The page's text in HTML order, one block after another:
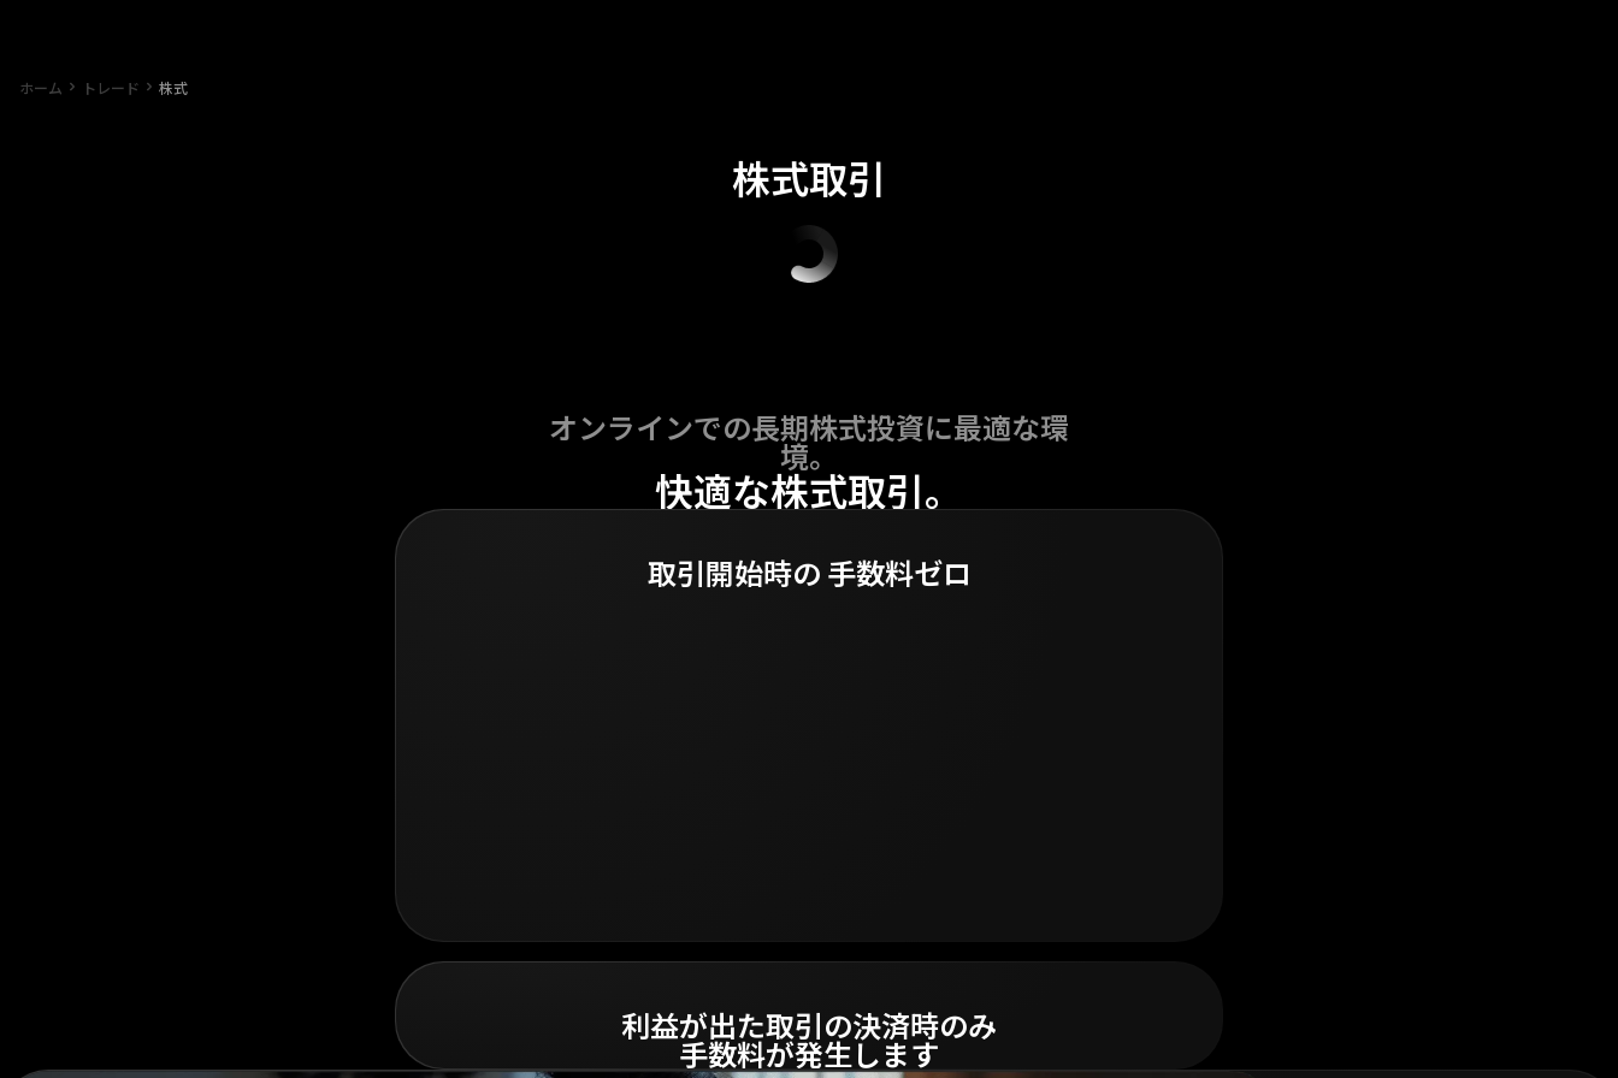
ホーム トレード 株式
株式取引
オンラインでの長期株式投資に最適な環
境。
快適な株式取引。
取引開始時の 手数料ゼロ
利益が出た取引の決済時のみ
手数料が発生します